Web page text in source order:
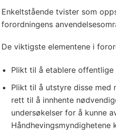
Enkeltstående tvister som
forordningens
De viktigste elementene i
Plikt til å etablere offentlige
Plikt til å utstyre disse med
rett til å innhente
undersøkelser for å kunne